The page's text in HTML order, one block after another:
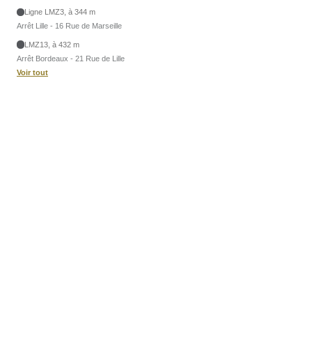
Ligne LMZ3, à 344 m
Arrêt Lille - 16 Rue de Marseille
LMZ13, à 432 m
Arrêt Bordeaux - 21 Rue de Lille
Voir tout